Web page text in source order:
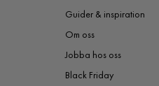
Guider & inspiration
Om oss
Jobba hos oss
Black Friday